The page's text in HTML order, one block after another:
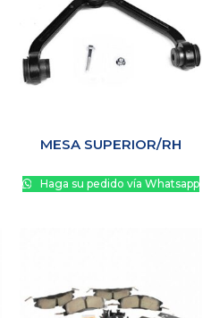
MESA SUPERIOR/RH
Haga su pedido vía Whatsapp